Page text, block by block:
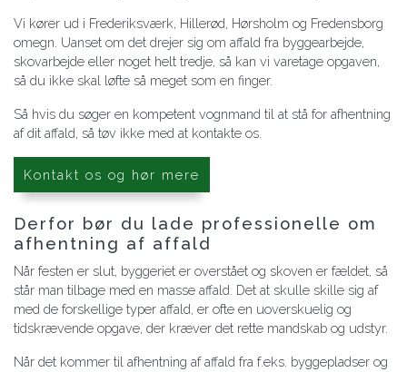
Vi kører ud i Frederiksværk, Hillerød, Hørsholm og Fredensborg
omegn. Uanset om det drejer sig om affald fra byggearbejde,
skovarbejde eller noget helt tredje, så kan vi varetage opgaven,
så du ikke skal løfte så meget som en finger.
Så hvis du søger en kompetent vognmand til at stå for afhentning
af dit affald, så tøv ikke med at kontakte os.
Kontakt os og hør mere
Derfor bør du lade professionelle om
afhentning af affald
Når festen er slut, byggeriet er overstået og skoven er fældet, så
står man tilbage med en masse affald. Det at skulle skille sig af
med de forskellige typer affald, er ofte en uoverskuelig og
tidskrævende opgave, der kræver det rette mandskab og udstyr.
Når det kommer til afhentning af affald fra f.eks. byggepladser og